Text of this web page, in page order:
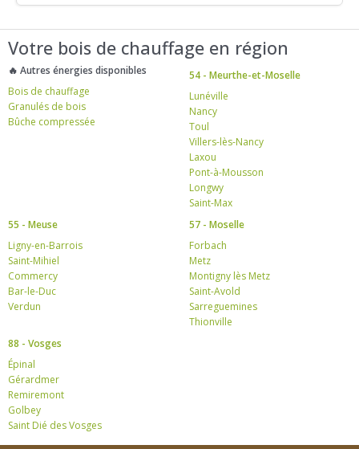
Votre bois de chauffage en région
🔥 Autres énergies disponibles
Bois de chauffage
Granulés de bois
Bûche compressée
54 - Meurthe-et-Moselle
Lunéville
Nancy
Toul
Villers-lès-Nancy
Laxou
Pont-à-Mousson
Longwy
Saint-Max
55 - Meuse
Ligny-en-Barrois
Saint-Mihiel
Commercy
Bar-le-Duc
Verdun
57 - Moselle
Forbach
Metz
Montigny lès Metz
Saint-Avold
Sarreguemines
Thionville
88 - Vosges
Épinal
Gérardmer
Remiremont
Golbey
Saint Dié des Vosges